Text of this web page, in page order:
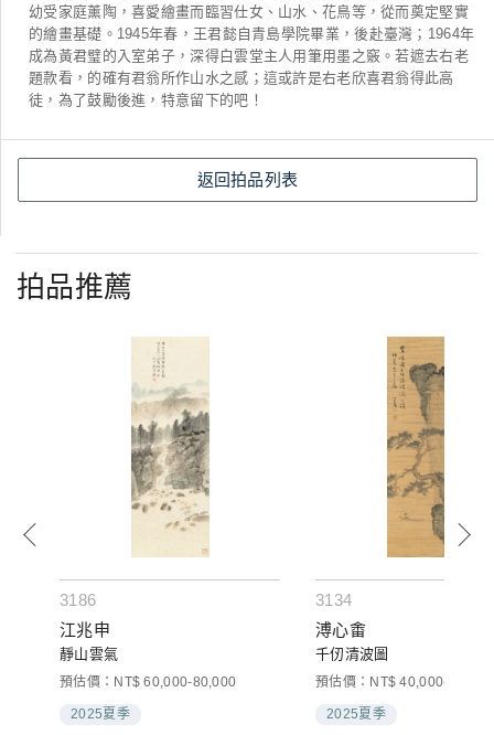
幼受家庭薰陶，喜愛繪畫而臨習仕女、山水、花鳥等，從而奠定堅實
的繪畫基礎。1945年春，王君懿自青島學院畢業，後赴臺灣；1964年
成為黃君璧的入室弟子，深得白雲堂主人用筆用墨之竅。若遮去右老
題款看，的確有君翁所作山水之感；這或許是右老欣喜君翁得此高
徒，為了鼓勵後進，特意留下的吧！
返回拍品列表
拍品推薦
3186
江兆申
靜山雲氣
預估價：NT$ 60,000-80,000
2025夏季
3134
溥心畬
千仞清波圖
預估價：NT$ 40,000-60,000
2025夏季